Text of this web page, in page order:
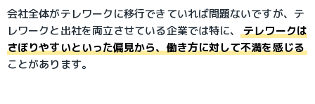
会社全体がテレワークに移行できていれば問題ないですが、テ
レワークと出社を両立させている企業では特に、テレワークは
さぼりやすいといった偏見から、働き方に対して不満を感じる
ことがあります。